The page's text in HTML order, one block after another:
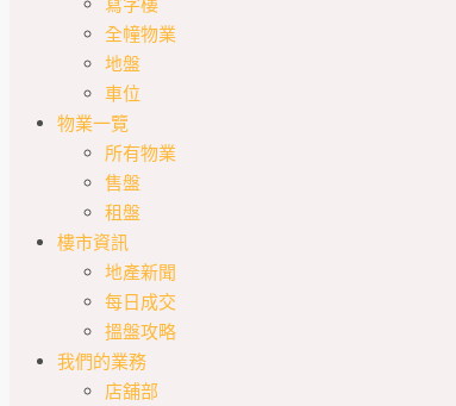
全幢物業
地盤
車位
物業一覽
所有物業
售盤
租盤
樓市資訊
地產新聞
每日成交
搵盤攻略
我們的業務
店舖部